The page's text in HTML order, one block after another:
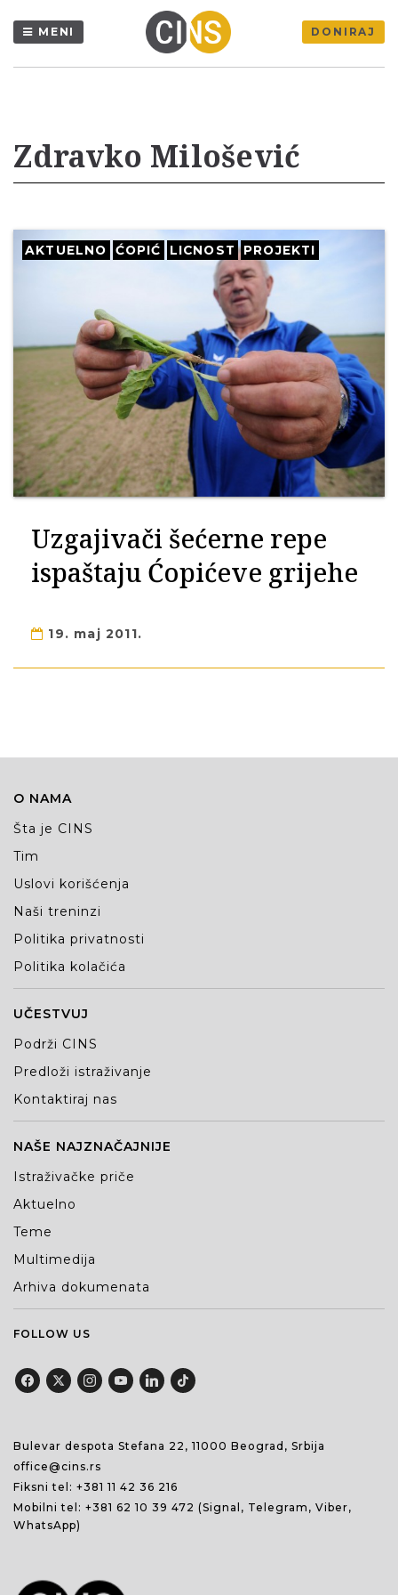
MENI DONIRAJ
Zdravko Milošević
AKTUELNO ĆOPIĆ LICNOST PROJEKTI
Uzgajivači šećerne repe
ispaštaju Ćopićeve grijehe
19. maj 2011.
O NAMA
Šta je CINS
Tim
Uslovi korišćenja
Naši treninzi
Politika privatnosti
Politika kolačića
UČESTVUJ
Podrži CINS
Predloži istraživanje
Kontaktiraj nas
NAŠE NAJZNAČAJNIJE
Istraživačke priče
Aktuelno
Teme
Multimedija
Arhiva dokumenata
FOLLOW US
Bulevar despota Stefana 22, 11000 Beograd, Srbija
office@cins.rs
Fiksni tel: +381 11 42 36 216
Mobilni tel: +381 62 10 39 472 (Signal, Telegram, Viber,
WhatsApp)